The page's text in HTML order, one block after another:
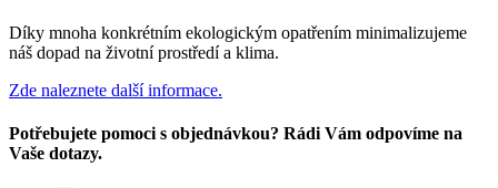
Díky mnoha konkrétním ekologickým opatřením minimalizujeme
náš dopad na životní prostředí a klima.
Zde naleznete další informace.
Potřebujete pomoci s objednávkou? Rádi Vám odpovíme na
Vaše dotazy.